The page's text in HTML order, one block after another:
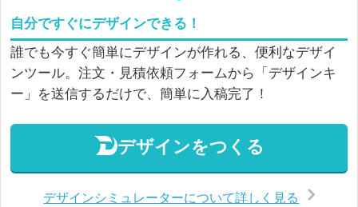
自分ですぐにデザインできる！
誰でも今すぐ簡単にデザインが作れる、便利なデザイ
ンツール。注文・見積依頼フォームから「デザインキ
ー」を送信するだけで、簡単に入稿完了！
デザインをつくる
デザインシミュレーターについて詳しく見る